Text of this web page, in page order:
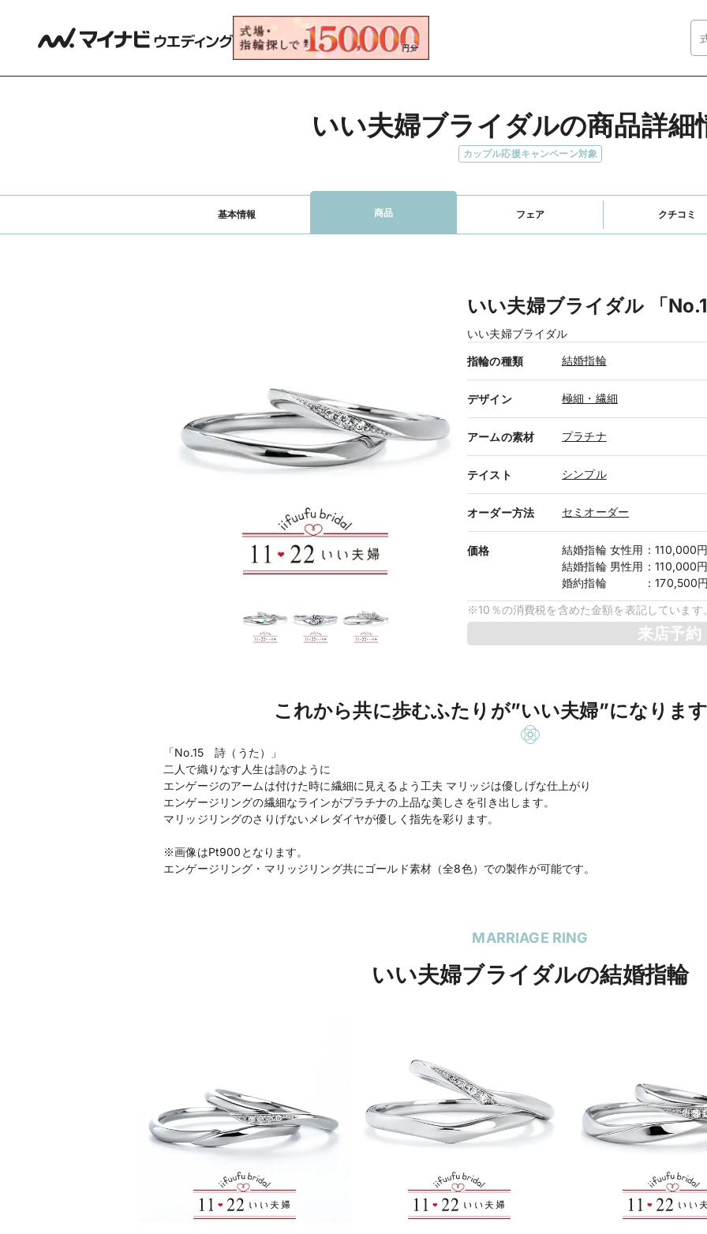
いい夫婦ブライダルの商品詳細
カップル応援キャンペーン対象
基本情報 商品 フェア クチコミ
いい夫婦ブライダル 「
いい夫婦ブライダル
指輪の種類 結婚指輪
デザイン 極細・繊細
アームの素材 プラチナ
テイスト シンプル
オーダー方法 セミオーダー
価格 結婚指輪 女性用 ：110,000円
結婚指輪 男性用 ：110,000円
婚約指輪
：170,500円
※10％の消費税を含めた金額を表記しています。
来店予約
これから共に歩むふたりが”いい夫婦”になりま
「No.15 詩（うた）」
二人で織りなす人生は詩のように
エンゲージのアームは付けた時に繊細に見えるよう工夫 マリッジは優しげな仕上がり
エンゲージリングの繊細なラインがプラチナの上品な美しさを引き出します。
マリッジリングのさりげないメレダイヤが優しく指先を彩ります。
※画像はPt900となります。
エンゲージリング・マリッジリング共にゴールド素材（全8色）での製作が可能です。
MARRIAGE RING
いい夫婦ブライダルの結婚指輪